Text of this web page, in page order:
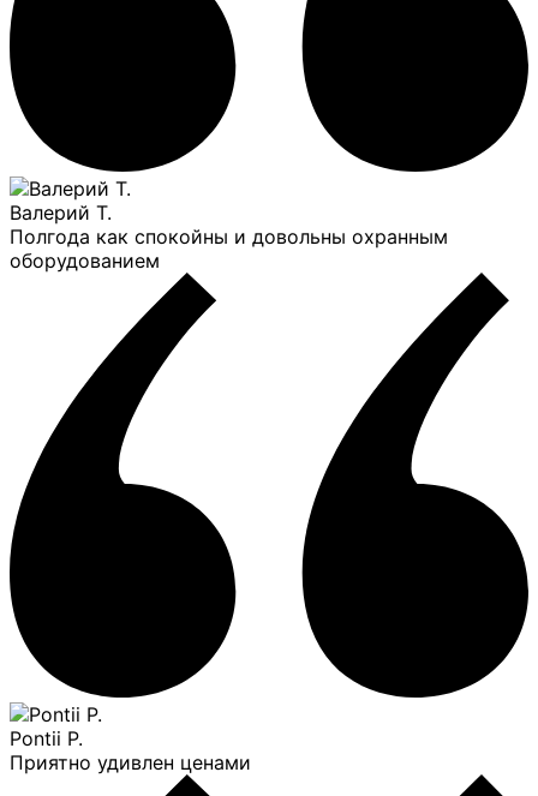
Валерий Т.
Полгода как спокойны и довольны охранным
оборудованием
Pontii P.
Приятно удивлен ценами